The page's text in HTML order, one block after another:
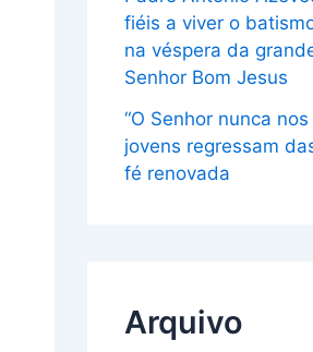
fiéis a viver o
na véspera da
Senhor Bom Jesus
“O Senhor nunca
jovens regressam
fé renovada
Arquivo